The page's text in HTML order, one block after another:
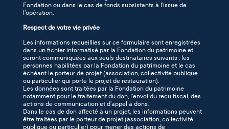
Fondation ou dans le cas de fonds subsistants à l’issue de
l’opération.
Respect de votre vie privée
Les informations recueillies sur ce formulaire sont enregistrées
dans un fichier informatisé par la Fondation du patrimoine et
seront communiquées aux seuls destinataires suivants : les
personnes habilitées par la Fondation du patrimoine et le cas
échéant le porteur de projet (association, collectivité publique
ou particulier qui porte le projet de restauration).
Les données sont traitées par la Fondation du patrimoine
notamment pour le traitement du don, l’envoi du reçu fiscal, des
actions de communication et d’appel à dons.
Dans le cas de don affecté à un projet, les informations peuvent
être traitées par le porteur de projet (association, collectivité
publique ou particulier) pour mener des actions de